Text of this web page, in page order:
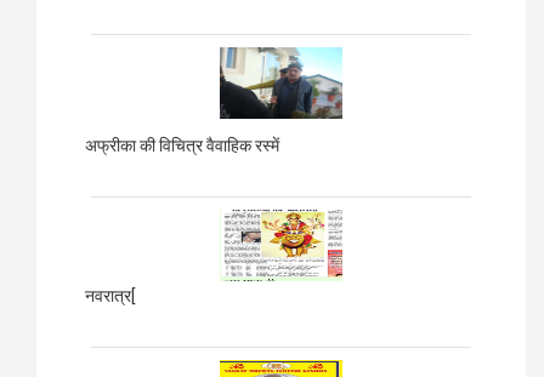
अफ्रीका की विचित्र वैवाहिक रस्में
नवरात्र[